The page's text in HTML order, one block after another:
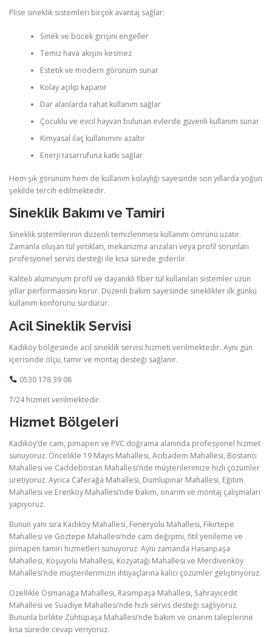
Plise sineklik sistemleri birçok avantaj sağlar:
Sinek ve böcek girişini engeller
Temiz hava akışını kesmez
Estetik ve modern görünüm sunar
Kolay açılıp kapanır
Dar alanlarda rahat kullanım sağlar
Çocuklu ve evcil hayvan bulunan evlerde güvenli kullanım sunar
Kimyasal ilaç kullanımını azaltır
Enerji tasarrufuna katkı sağlar
Hem şık görünüm hem de kullanım kolaylığı sayesinde son yıllarda yoğun
şekilde tercih edilmektedir.
Sineklik Bakımı ve Tamiri
Sineklik sistemlerinin düzenli temizlenmesi kullanım ömrünü uzatır.
Zamanla oluşan tül yırtıkları, mekanizma arızaları veya profil sorunları
profesyonel servis desteği ile kısa sürede giderilir.
Kaliteli alüminyum profil ve dayanıklı fiber tül kullanılan sistemler uzun
yıllar performansını korur. Düzenli bakım sayesinde sineklikler ilk günkü
kullanım konforunu sürdürür.
Acil Sineklik Servisi
Kadıköy bölgesinde acil sineklik servisi hizmeti verilmektedir. Aynı gün
içerisinde ölçü, tamir ve montaj desteği sağlanır.
0530 178 39 08
7/24 hizmet verilmektedir.
Hizmet Bölgeleri
Kadıköy’de cam, pimapen ve PVC doğrama alanında profesyonel hizmet
sunuyoruz. Öncelikle 19 Mayıs Mahallesi, Acıbadem Mahallesi, Bostancı
Mahallesi ve Caddebostan Mahallesi’nde müşterilerimize hızlı çözümler
üretiyoruz. Ayrıca Caferağa Mahallesi, Dumlupınar Mahallesi, Eğitim
Mahallesi ve Erenköy Mahallesi’nde bakım, onarım ve montaj çalışmaları
yapıyoruz.
Bunun yanı sıra Kadıköy Mahallesi, Feneryolu Mahallesi, Fikirtepe
Mahallesi ve Göztepe Mahallesi’nde cam değişimi, fitil yenileme ve
pimapen tamiri hizmetleri sunuyoruz. Aynı zamanda Hasanpaşa
Mahallesi, Koşuyolu Mahallesi, Kozyatağı Mahallesi ve Merdivenköy
Mahallesi’nde müşterilerimizin ihtiyaçlarına kalıcı çözümler geliştiriyoruz.
Özellikle Osmanağa Mahallesi, Rasimpaşa Mahallesi, Sahrayıcedit
Mahallesi ve Suadiye Mahallesi’nde hızlı servis desteği sağlıyoruz.
Bununla birlikte Zühtüpaşa Mahallesi’nde bakım ve onarım taleplerine
kısa sürede cevap veriyoruz.